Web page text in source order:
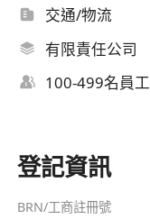
交通/物流
有限責任公司
100-499名員工
登記資訊
BRN/工商註冊號